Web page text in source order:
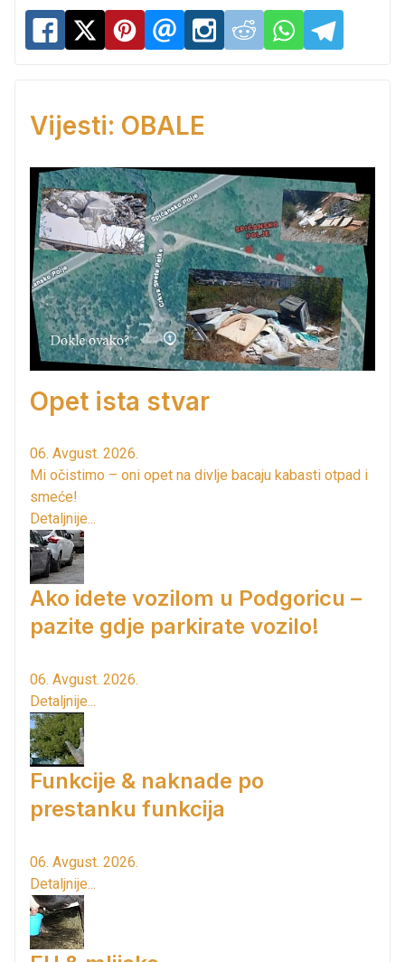
Vijesti: OBALE
Opet ista stvar
06. Avgust. 2026.
Mi očistimo – oni opet na divlje bacaju kabasti otpad i
smeće!
Detaljnije...
Ako idete vozilom u Podgoricu –
pazite gdje parkirate vozilo!
06. Avgust. 2026.
Detaljnije...
Funkcije & naknade po
prestanku funkcija
06. Avgust. 2026.
Detaljnije...